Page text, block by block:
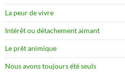
La peur de vivre
Intérêt ou détachement aimant
Le prêt animique
Nous avons toujours été seuls